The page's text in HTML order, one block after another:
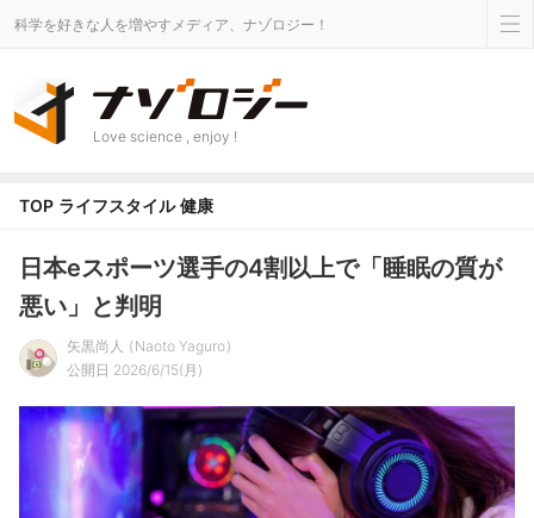
科学を好きな人を増やすメディア、ナゾロジー！
Love science , enjoy !
TOP ライフスタイル 健康
日本eスポーツ選手の4割以上で「睡眠の質が
悪い」と判明
矢黒尚人
Naoto Yaguro
公開日 2026/6/15(月)